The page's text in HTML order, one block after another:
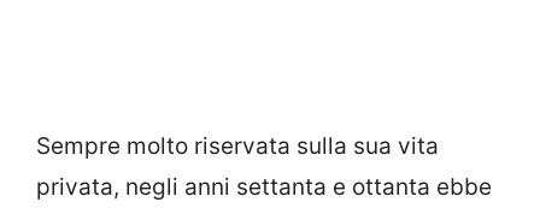
Sempre molto riservata sulla sua vita
privata, negli anni settanta e ottanta ebbe